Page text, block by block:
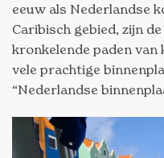
eeuw als Nederlandse
Caribisch gebied, zijn
kronkelende paden van
vele prachtige
“Nederlandse